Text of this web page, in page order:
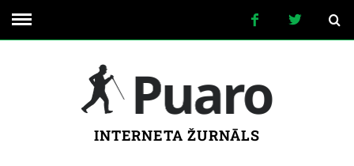
INTERNETA ŽURNĀLS